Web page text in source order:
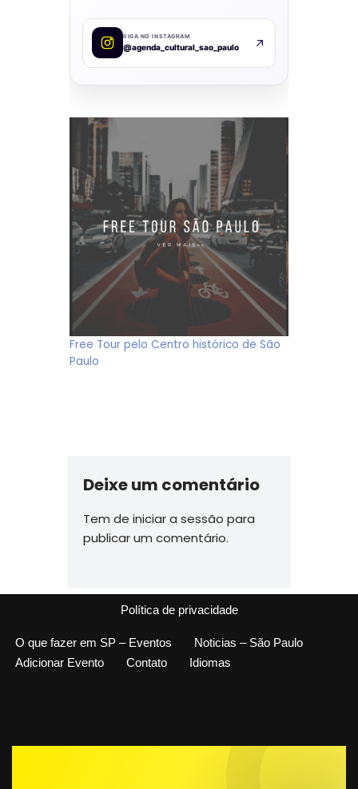
SIGA NO INSTAGRAM
@agenda_cultural_sao_paulo
Free Tour pelo Centro histórico de São
Paulo
Deixe um comentário
Tem de iniciar a sessão para
publicar um comentário.
Política de privacidade
O que fazer em SP – Eventos
Noticias – São Paulo
Adicionar Evento
Contato Idiomas